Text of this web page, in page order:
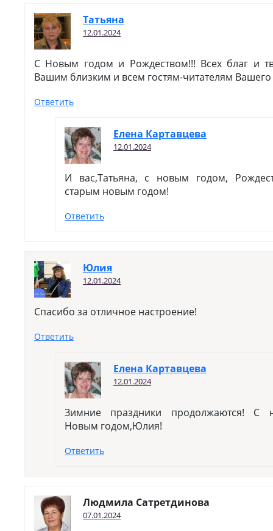
Татьяна
12.01.2024
С Новым годом и Рождеством!!! Всех благ и
Вашим близким и всем гостям-читателям Вашего
Ответить
Елена Картавцева
12.01.2024
И вас,Татьяна, с новым годом,
старым новым годом!
Ответить
Юлия
12.01.2024
Спасибо за отличное настроение!
Ответить
Елена Картавцева
12.01.2024
Зимние праздники продолжаются! С
Новым годом,Юлия!
Ответить
Людмила Сатретдинова
07.01.2024